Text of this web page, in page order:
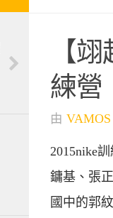
【
練營
由 VAMOS
2015nike
鏞基、張
國中的郭